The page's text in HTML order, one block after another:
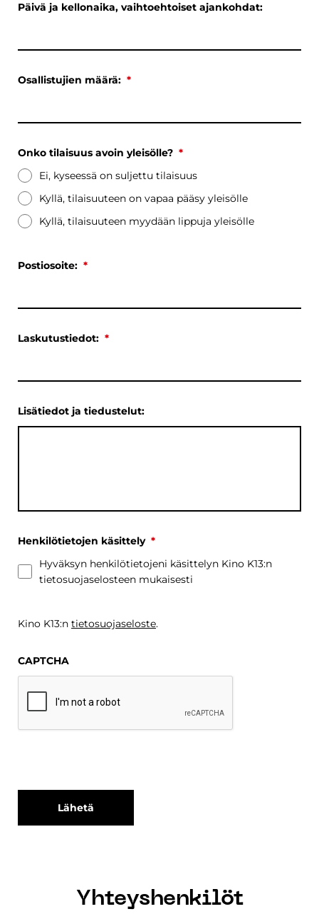
Päivä ja kellonaika, vaihtoehtoiset ajankohdat:
Osallistujien määrä: *
Onko tilaisuus avoin yleisölle? *
Ei, kyseessä on suljettu tilaisuus
Kyllä, tilaisuuteen on vapaa pääsy yleisölle
Kyllä, tilaisuuteen myydään lippuja yleisölle
Postiosoite: *
Laskutustiedot: *
Lisätiedot ja tiedustelut:
Henkilötietojen käsittely *
Hyväksyn henkilötietojeni käsittelyn Kino K13:n
tietosuojaselosteen mukaisesti
Kino K13:n tietosuojaseloste.
CAPTCHA
Lähetä
Yhteyshenkilöt